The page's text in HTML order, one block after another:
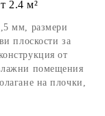
2.4 м²
мм, размери
плоскости за
от
помещения
на плочки,